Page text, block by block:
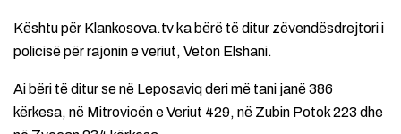
Kështu për Klankosova.tv ka bërë të ditur zëvendësdrejtori i
policisë për rajonin e veriut, Veton Elshani.
Ai bëri të ditur se në Leposaviq deri më tani janë 386
kërkesa, në Mitrovicën e Veriut 429, në Zubin Potok 223 dhe